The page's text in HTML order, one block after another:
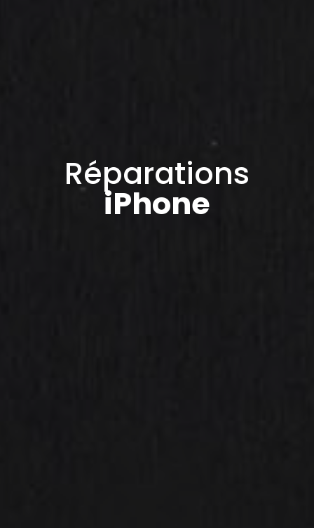
Réparations
iPhone